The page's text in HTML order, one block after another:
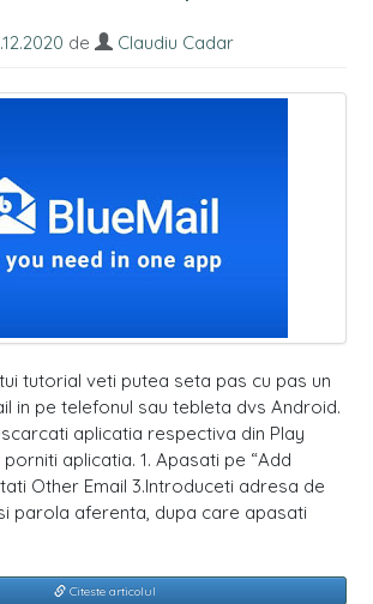
de Claudiu Cadar
tutorial veti putea seta pas cu pas un
in pe telefonul sau tebleta dvs Android.
aplicatia respectiva din Play
aplicatia. 1. Apasati pe “Add
Other Email 3.Introduceti adresa de
parola aferenta, dupa care apasati
Citeste articolul